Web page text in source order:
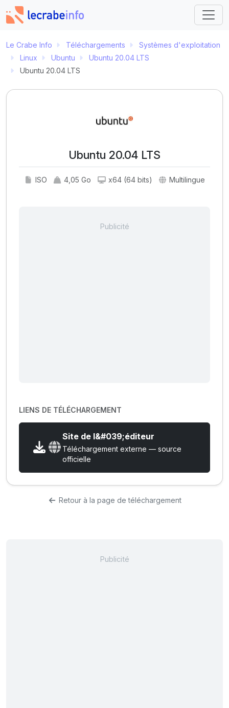
Le Crabe Info Téléchargements
Systèmes d'exploitation
Linux
Ubuntu
Ubuntu 20.04 LTS
Ubuntu 20.04 LTS
Ubuntu 20.04 LTS
ISO 4,05 Go x64 (64 bits) Multilingue
LIENS DE TÉLÉCHARGEMENT
Site de l&#039;éditeur
Téléchargement externe — source
officielle
Retour à la page de téléchargement